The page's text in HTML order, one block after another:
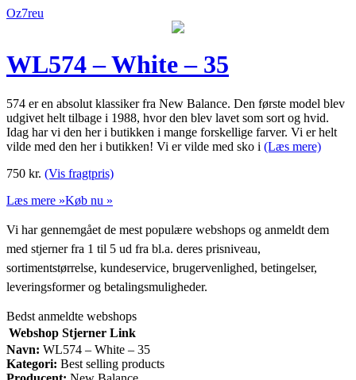
Oz7reu
WL574 – White – 35
574 er en absolut klassiker fra New Balance. Den første model blev
udgivet helt tilbage i 1988, hvor den blev lavet som sort og hvid.
Idag har vi den her i butikken i mange forskellige farver. Vi er helt
vilde med den her i butikken! Vi er vilde med sko i (Læs mere)
750 kr. (Vis fragtpris)
Læs mere »Køb nu »
Vi har gennemgået de mest populære webshops og anmeldt dem
med stjerner fra 1 til 5 ud fra bl.a. deres prisniveau,
sortimentstørrelse, kundeservice, brugervenlighed, betingelser,
leveringsformer og betalingsmuligheder.
Bedst anmeldte webshops
Webshop Stjerner Link
Navn: WL574 – White – 35
Kategori: Best selling products